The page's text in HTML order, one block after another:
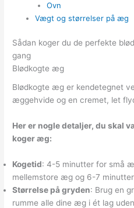
Ovn
Vægt og størrelser på æg
Sådan koger du de perfekte
gang
Blødkogte æg
Blødkogte æg er kendetegnet
æggehvide og en cremet, let
Her er nogle detaljer, du skal
koger æg:
Kogetid: 4-5 minutter for små
mellemstore æg og 6-7
Størrelse på gryden: Brug en
rumme alle dine æg i ét lag